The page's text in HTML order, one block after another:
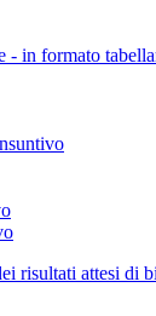
- in formato
risultati attesi di